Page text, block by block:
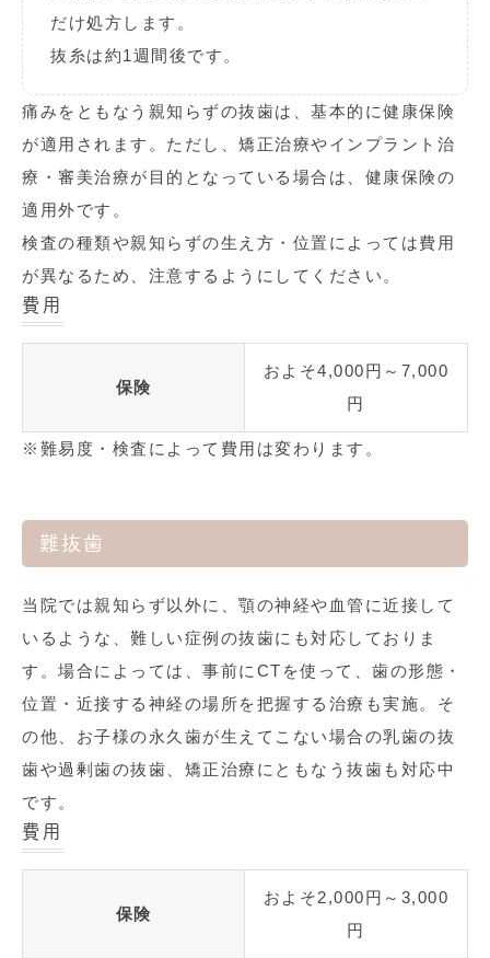
だけ処方します。
抜糸は約1週間後です。
痛みをともなう親知らずの抜歯は、基本的に健康保険
が適用されます。ただし、矯正治療やインプラント治
療・審美治療が目的となっている場合は、健康保険の
適用外です。
検査の種類や親知らずの生え方・位置によっては費用
が異なるため、注意するようにしてください。
費用
保険
およそ4,000円～7,000
円
※難易度・検査によって費用は変わります。
難抜歯
当院では親知らず以外に、顎の神経や血管に近接して
いるような、難しい症例の抜歯にも対応しておりま
す。場合によっては、事前にCTを使って、歯の形態・
位置・近接する神経の場所を把握する治療も実施。そ
の他、お子様の永久歯が生えてこない場合の乳歯の抜
歯や過剰歯の抜歯、矯正治療にともなう抜歯も対応中
です。
費用
保険
およそ2,000円～3,000
円